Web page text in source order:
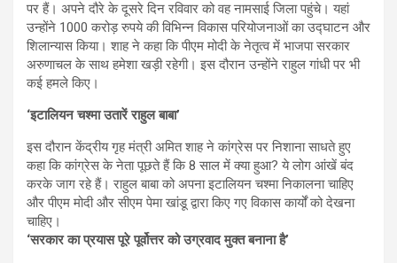
पर हैं। अपने दौरे के दूसरे दिन रविवार को वह नामसाई जिला पहुंचे। यहां
उन्होंने 1000 करोड़ रुपये की विभिन्न विकास परियोजनाओं का उद्घाटन और
शिलान्यास किया। शाह ने कहा कि पीएम मोदी के नेतृत्व में भाजपा सरकार
अरुणाचल के साथ हमेशा खड़ी रहेगी। इस दौरान उन्होंने राहुल गांधी पर भी
कई हमले किए।
‘इटालियन चश्मा उतारें राहुल बाबा’
इस दौरान केंद्रीय गृह मंत्री अमित शाह ने कांग्रेस पर निशाना साधते हुए
कहा कि कांग्रेस के नेता पूछते हैं कि 8 साल में क्या हुआ? ये लोग आंखें बंद
करके जाग रहे हैं। राहुल बाबा को अपना इटालियन चश्मा निकालना चाहिए
और पीएम मोदी और सीएम पेमा खांडू द्वारा किए गए विकास कार्यों को देखना
चाहिए।
‘सरकार का प्रयास पूरे पूर्वोत्तर को उग्रवाद मुक्त बनाना है’